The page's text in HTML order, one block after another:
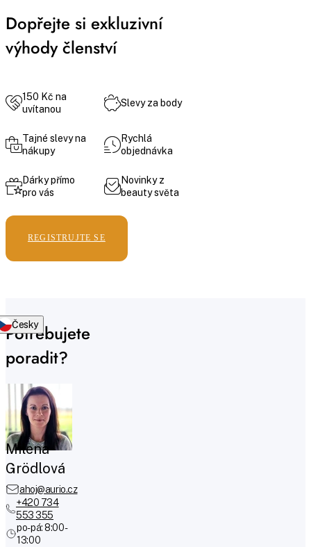
Dopřejte si exkluzivní
výhody členství
150 Kč na
uvítanou
Slevy za body
Tajné slevy na
nákupy
Rychlá
objednávka
Dárky přímo
pro vás
Novinky z
beauty světa
REGISTRUJTE SE
Potřebujete
poradit?
Milena
Grödlová
ahoj@aurio.cz
+420 734
553 355
po-pá: 8:00 -
13:00
Česky